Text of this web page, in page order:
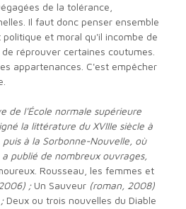
de la tolérance,
Il faut donc penser ensemble
et moral qu'il incombe de
réprouver certaines coutumes.
appartenances. C'est empêcher
de l'École normale supérieure
la littérature du XVIIIe siècle à
à la Sorbonne-Nouvelle, où
publié de nombreux ouvrages,
Rousseau, les femmes et
;Un Sauveur (roman, 2008)
Deux ou trois nouvelles du Diable